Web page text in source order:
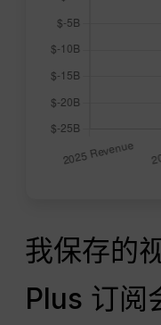
我保存的
Plus 订阅